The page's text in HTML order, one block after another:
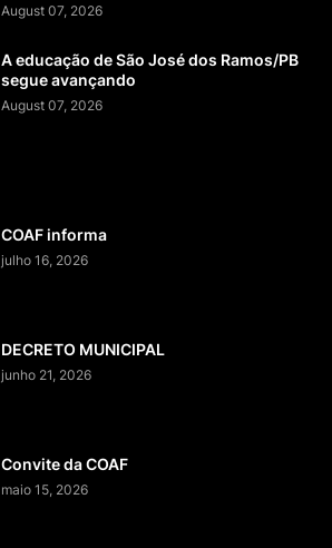
August 07, 2026
A educação de São José dos Ramos/PB
segue avançando
August 07, 2026
COAF informa
julho 16, 2026
DECRETO MUNICIPAL
junho 21, 2026
Convite da COAF
maio 15, 2026